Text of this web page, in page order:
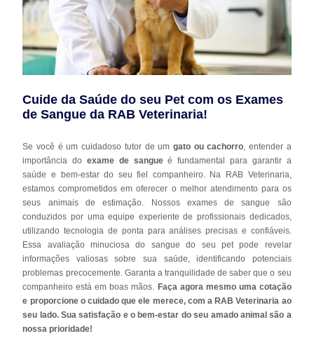
Cuide da Saúde do seu Pet com os Exames
de Sangue da RAB Veterinaria!
Se você é um cuidadoso tutor de um gato ou cachorro , entender a
importância doexame de sangueé fundamental para garantir a
saúde e bem-estar do seu fiel companheiro. Na RAB Veterinaria,
estamos comprometidos em oferecer o melhor atendimento para os
seus animais de estimação. Nossos exames de sangue são
conduzidos por uma equipe experiente de profissionais dedicados,
utilizando tecnologia de ponta para análises precisas e confiáveis.
Essa avaliação minuciosa do sangue do seu pet pode revelar
informações valiosas sobre sua saúde, identificando potenciais
problemas precocemente. Garanta a tranquilidade de saber que o seu
companheiro está em boas mãos. Faça agora mesmo uma cotação
e proporcione o cuidado que ele merece, com a RAB Veterinaria ao
seu lado. Sua satisfação e o bem-estar do seu amado animal são a
nossa prioridade!